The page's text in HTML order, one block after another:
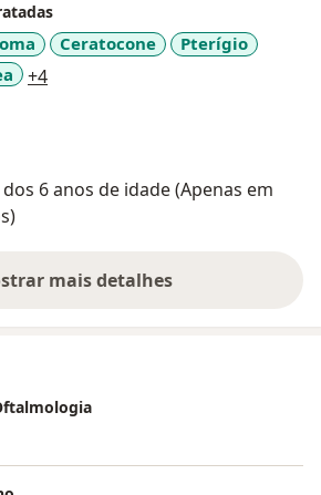
Ceratocone
Pterígio
+4a11y_sr_more_diseases
6 anos de idade (Apenas em
mais detalhes
sobre a experiência